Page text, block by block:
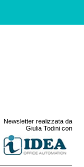
Newsletter realizzata da
Giulia Todini con